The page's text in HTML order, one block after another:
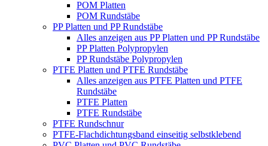
POM Platten
POM Rundstäbe
PP Platten und PP Rundstäbe
Alles anzeigen aus PP Platten und PP Rundstäbe
PP Platten Polypropylen
PP Rundstäbe Polypropylen
PTFE Platten und PTFE Rundstäbe
Alles anzeigen aus PTFE Platten und PTFE
Rundstäbe
PTFE Platten
PTFE Rundstäbe
PTFE Rundschnur
PTFE-Flachdichtungsband einseitig selbstklebend